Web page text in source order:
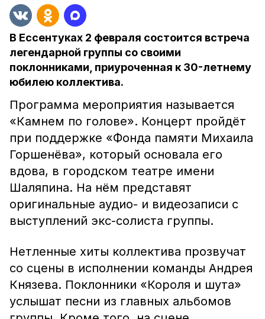
В Ессентуках 2 февраля состоится встреча
легендарной группы со своими
поклонниками, приуроченная к 30-летнему
юбилею коллектива.
Программа мероприятия называется
«Камнем по голове». Концерт пройдёт
при поддержке «Фонда памяти Михаила
Горшенёва», который основала его
вдова, в городском театре имени
Шаляпина. На нём представят
оригинальные аудио- и видеозаписи с
выступлений экс-солиста группы.
Нетленные хиты коллектива прозвучат
со сцены в исполнении команды Андрея
Князева. Поклонники «Короля и шута»
услышат песни из главных альбомов